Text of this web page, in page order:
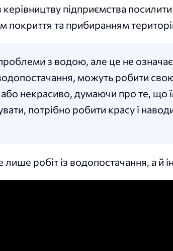
підприємства
покриття та прибиранням
проблеми з водою, але це не
можуть робити
некрасиво, думаючи про те, що
потрібно робити красу і
лише робіт із водопостачання, а й